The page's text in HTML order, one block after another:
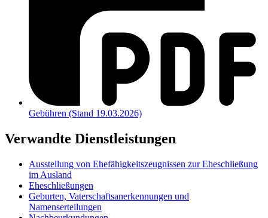
Gebühren (Stand 19.03.2026)
Verwandte Dienstleistungen
Ausstellung von Ehefähigkeitszeugnissen zur Eheschließung
im Ausland
Eheschließungen
Geburten, Vaterschaftsanerkennungen und
Namenserteilungen